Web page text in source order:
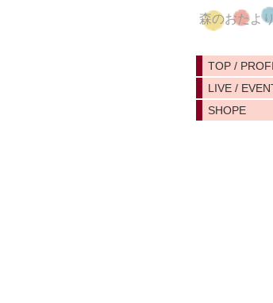
森のおたよ
TOP /
LIVE /
SHOPE